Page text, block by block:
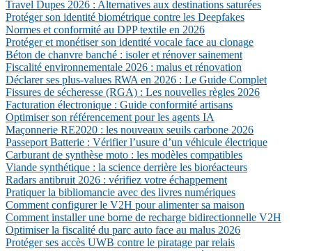
Travel Dupes 2026 : Alternatives aux destinations saturées
Protéger son identité biométrique contre les Deepfakes
Normes et conformité au DPP textile en 2026
Protéger et monétiser son identité vocale face au clonage
Béton de chanvre banché : isoler et rénover sainement
Fiscalité environnementale 2026 : malus et rénovation
Déclarer ses plus-values RWA en 2026 : Le Guide Complet
Fissures de sécheresse (RGA) : Les nouvelles règles 2026
Facturation électronique : Guide conformité artisans
Optimiser son référencement pour les agents IA
Maçonnerie RE2020 : les nouveaux seuils carbone 2026
Passeport Batterie : Vérifier l’usure d’un véhicule électrique
Carburant de synthèse moto : les modèles compatibles
Viande synthétique : la science derrière les bioréacteurs
Radars antibruit 2026 : vérifiez votre échappement
Pratiquer la bibliomancie avec des livres numériques
Comment configurer le V2H pour alimenter sa maison
Comment installer une borne de recharge bidirectionnelle V2H
Optimiser la fiscalité du parc auto face au malus 2026
Protéger ses accès UWB contre le piratage par relais